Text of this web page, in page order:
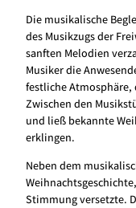
Die musikalische
des Musikzugs der
sanften Melodien
Musiker die
festliche Atmosphäre,
Zwischen den
und ließ bekannte
erklingen.
Neben dem
Stimmung versetzte.